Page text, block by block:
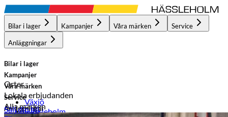
Bilar i lager Kampanjer Våra märken Service
Anläggningar
Bilar i lager
Orter
Växjö
Hässleholm
Kampanjer
Lokala erbjudanden
Hässleholm
Våra märken
Alla märken
Service
Anläggningar
Sälj din bil